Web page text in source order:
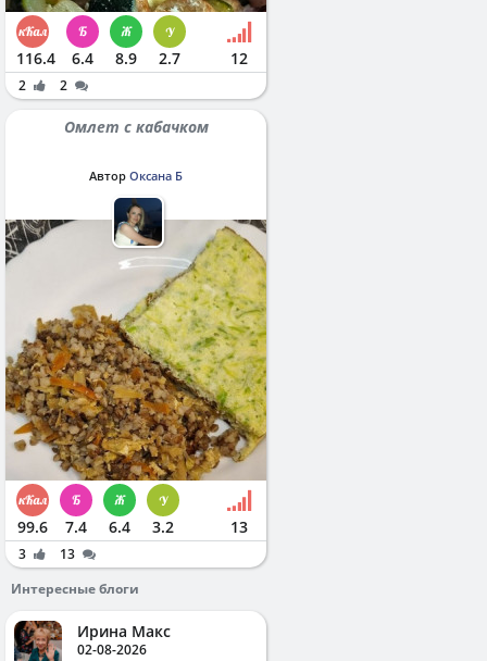
116.4 6.4 8.9 2.7 12
2 2
Омлет с кабачком
Автор Оксана Б
99.6 7.4 6.4 3.2 13
3
13
Интересные блоги
Ирина Макс
02-08-2026